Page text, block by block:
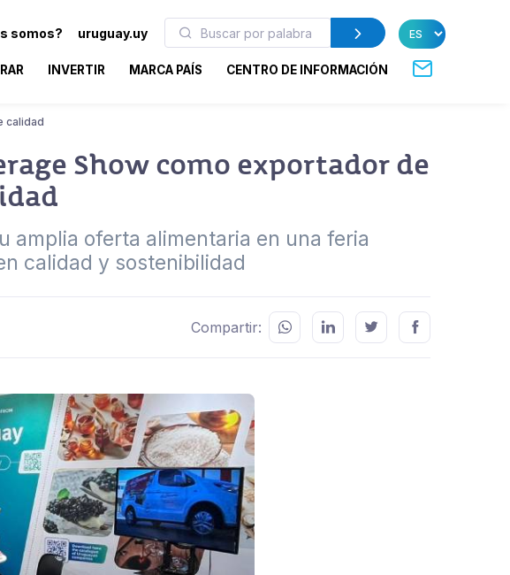
somos? uruguay.uy
INVERTIR MARCA PAÍS CENTRO DE INFORMACIÓN
calidad
Show como exportador de
amplia oferta alimentaria en una feria
calidad y sostenibilidad
Compartir: